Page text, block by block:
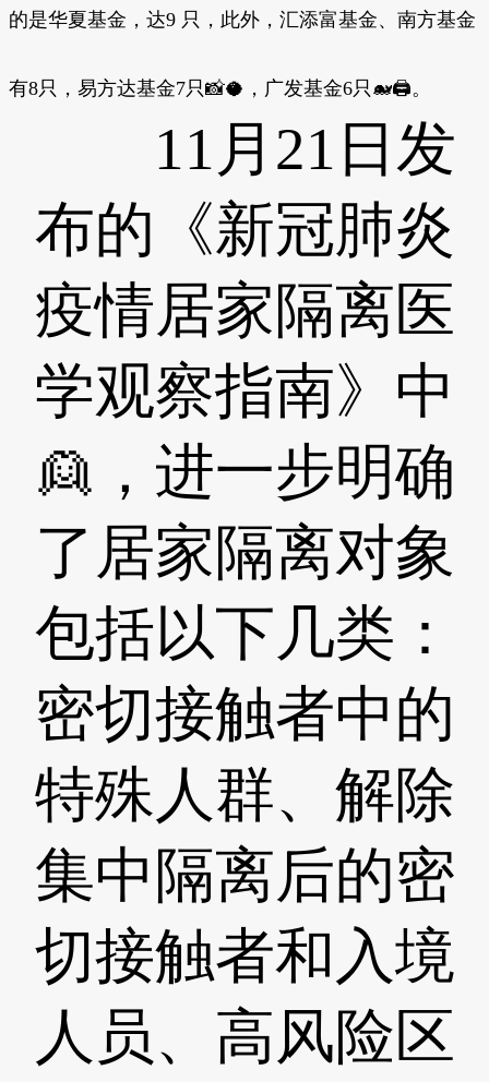
的是华夏基金，达9 只，此外，汇添富基金、南方基金
有8只，易方达基金7只📸🥥，广发基金6只🐋🖨。
11月21日发
布的《新冠肺炎
疫情居家隔离医
学观察指南》中
👱，进一步明确
了居家隔离对象
包括以下几类：
密切接触者中的
特殊人群、解除
集中隔离后的密
切接触者和入境
人员、高风险区